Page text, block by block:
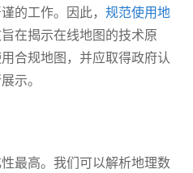
的工作。因此， 规范使用地
在揭示在线地图的技术原
合规地图，并应取得政府认
示。
最高。我们可以解析地理数